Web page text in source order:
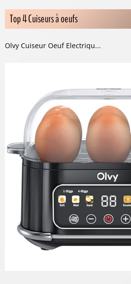
Top 4 Cuiseurs à oeufs
Olvy Cuiseur Oeuf Electriqu...